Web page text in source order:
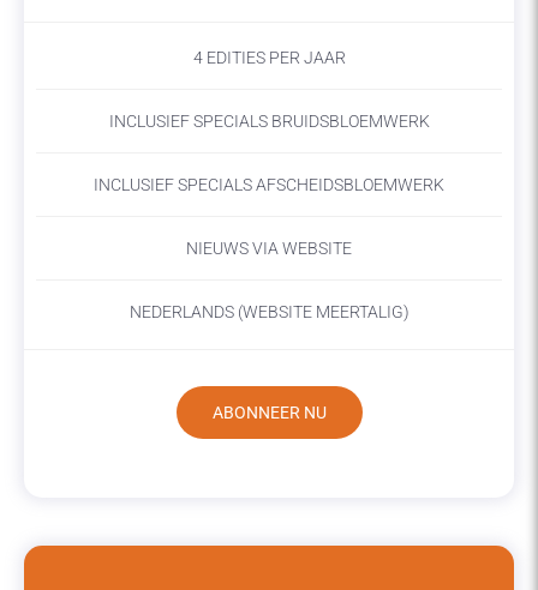
4 EDITIES PER JAAR
INCLUSIEF SPECIALS BRUIDSBLOEMWERK
INCLUSIEF SPECIALS AFSCHEIDSBLOEMWERK
NIEUWS VIA WEBSITE
NEDERLANDS (WEBSITE MEERTALIG)
ABONNEER NU